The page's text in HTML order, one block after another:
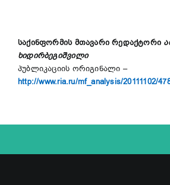
საქინფორმის მთავარი რედაქტორი
ხიდირბეგიშვილი
პუბლიკაციის ორიგინალი –
http://www.ria.ru/mf_analysis/20111102/